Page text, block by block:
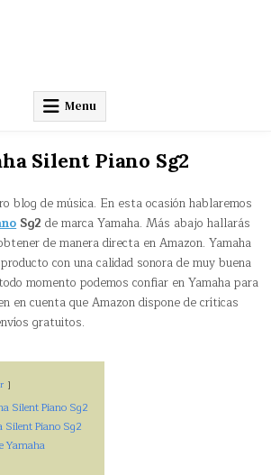
Menu
Silent Piano Sg2
blog de música. En esta ocasión hablaremos
Sg2 de marca Yamaha. Más abajo hallarás
de manera directa en Amazon. Yamaha
con una calidad sonora de muy buena
momento podemos confiar en Yamaha para
en cuenta que Amazon dispone de críticas
gratuitos.
Silent Piano Sg2
Silent Piano Sg2
Yamaha